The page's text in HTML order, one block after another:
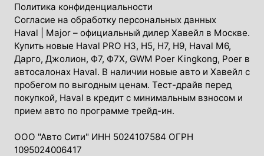
Политика конфиденциальности
Согласие на обработку персональных данных
Haval | Major – официальный дилер Хавейл в Москве.
Купить новые Haval PRO H3, Н5, H7, Н9, Haval М6,
Дарго, Джолион, Ф7, Ф7Х, GWM Poer Kingkong, Poer в
автосалонах Haval. В наличии новые авто и Хавейл с
пробегом по выгодным ценам. Тест-драйв перед
покупкой, Haval в кредит с минимальным взносом и
прием авто по программе трейд-ин.
ООО "Авто Сити" ИНН 5024107584 ОГРН
1095024006417